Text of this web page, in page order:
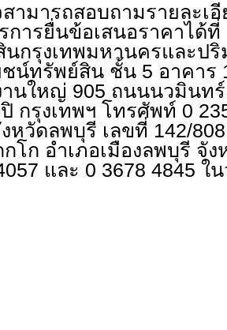
ามารถสอบถามรายละเ
การยื่นข้อเสนอราคาได้
นกรุงเทพมหานครและป
น์ทรัพย์สิน ชั้น 5 อาคาร
านใหญ่ 905 ถนนนวมินท
กรุงเทพฯ โทรศัพท์ 0
งหวัดลพบุรี เลขที่ 142/
โก อำเภอเมืองลพบุรี จั
และ 0 3678 4845 ใ